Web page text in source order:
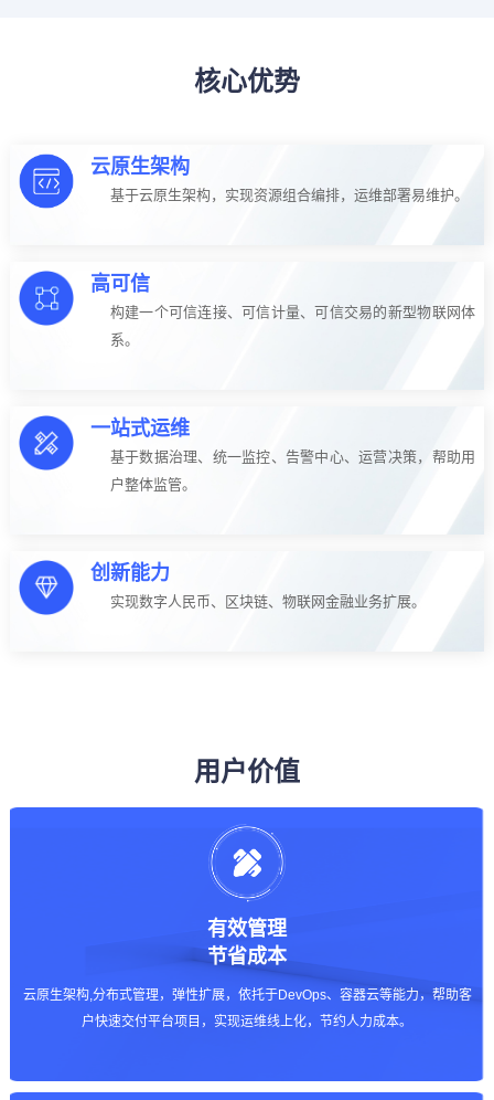
核心优势
云原生架构
基于云原生架构，实现资源组合编排，运维部署易维护。
高可信
构建一个可信连接、可信计量、可信交易的新型物联网体
系。
一站式运维
基于数据治理、统一监控、告警中心、运营决策，帮助用
户整体监管。
创新能力
实现数字人民币、区块链、物联网金融业务扩展。
用户价值
有效管理
节省成本
云原生架构,分布式管理，弹性扩展，依托于DevOps、容器云等能力，帮助客
户快速交付平台项目，实现运维线上化，节约人力成本。